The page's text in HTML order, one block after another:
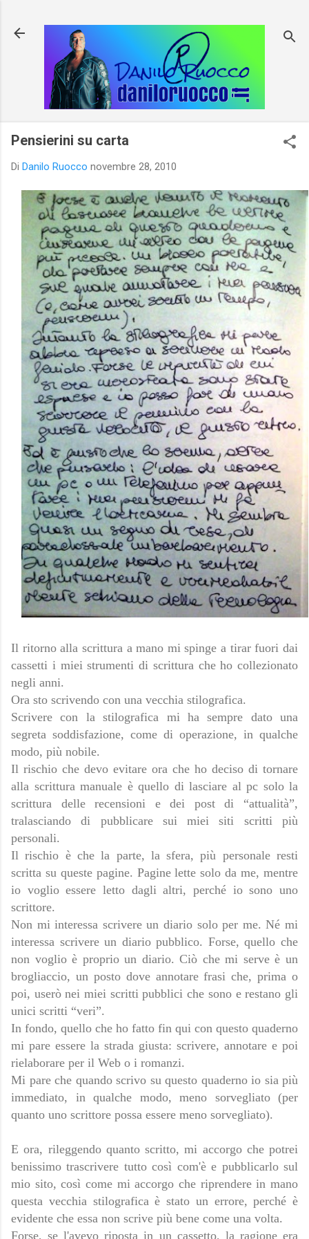
Pensierini su carta
Di Danilo Ruocco novembre 28, 2010
Il ritorno alla scrittura a mano mi spinge a tirar fuori dai
cassetti i miei strumenti di scrittura che ho collezionato
negli anni.
Ora sto scrivendo con una vecchia stilografica.
Scrivere con la stilografica mi ha sempre dato una
segreta soddisfazione, come di operazione, in qualche
modo, più nobile.
Il rischio che devo evitare ora che ho deciso di tornare
alla scrittura manuale è quello di lasciare al pc solo la
scrittura delle recensioni e dei post di “attualità”,
tralasciando di pubblicare sui miei siti scritti più
personali.
Il rischio è che la parte, la sfera, più personale resti
scritta su queste pagine. Pagine lette solo da me, mentre
io voglio essere letto dagli altri, perché io sono uno
scrittore.
Non mi interessa scrivere un diario solo per me. Né mi
interessa scrivere un diario pubblico. Forse, quello che
non voglio è proprio un diario. Ciò che mi serve è un
brogliaccio, un posto dove annotare frasi che, prima o
poi, userò nei miei scritti pubblici che sono e restano gli
unici scritti “veri”.
In fondo, quello che ho fatto fin qui con questo quaderno
mi pare essere la strada giusta: scrivere, annotare e poi
rielaborare per il Web o i romanzi.
Mi pare che quando scrivo su questo quaderno io sia più
immediato, in qualche modo, meno sorvegliato (per
quanto uno scrittore possa essere meno sorvegliato).
E ora, rileggendo quanto scritto, mi accorgo che potrei
benissimo trascrivere tutto così com'è e pubblicarlo sul
mio sito, così come mi accorgo che riprendere in mano
questa vecchia stilografica è stato un errore, perché è
evidente che essa non scrive più bene come una volta.
Forse, se l'avevo riposta in un cassetto, la ragione era